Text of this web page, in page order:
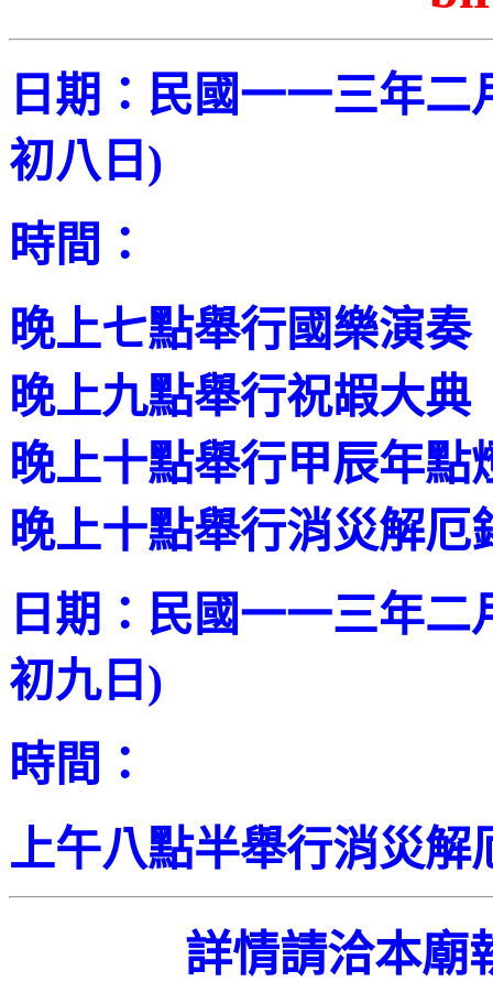
日期：民國一一三年二
初八日 )
時間：
晚上七點舉行國樂演奏
晚上九點舉行祝嘏大典
晚上十點舉行甲辰年點
晚上十點舉行消災解厄
日期：民國一一三年二
初九日 )
時間：
上午八點半舉行消災解
詳情請洽本廟